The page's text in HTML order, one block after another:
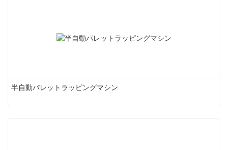
半自動パレットラッピングマシン